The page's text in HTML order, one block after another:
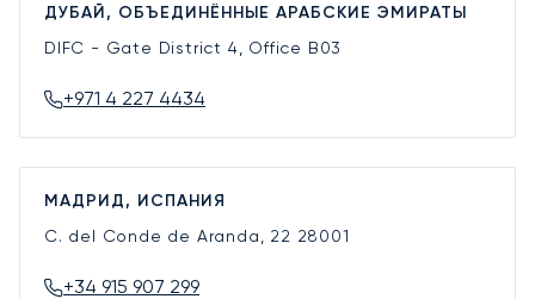
ДУБАЙ, ОБЪЕДИНЁННЫЕ АРАБСКИЕ ЭМИРАТЫ
DIFC - Gate District 4, Office B03
+971 4 227 4434
МАДРИД, ИСПАНИЯ
C. del Conde de Aranda, 22 28001
+34 915 907 299